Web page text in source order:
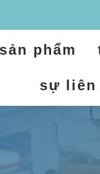
sản phẩm
sự liên